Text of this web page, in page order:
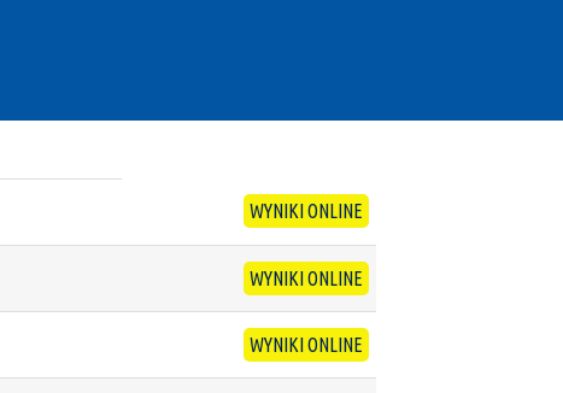
WYNIKI ONLINE
WYNIKI ONLINE
WYNIKI ONLINE